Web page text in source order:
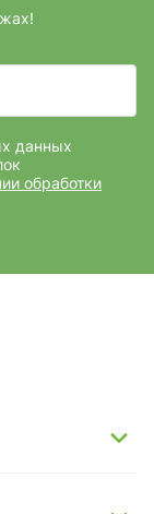
данных
обработки